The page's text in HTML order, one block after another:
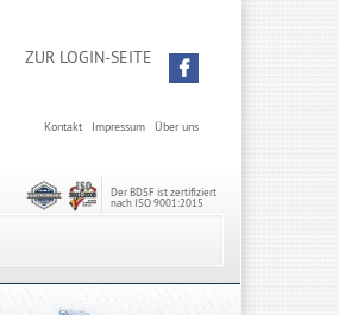
ZUR LOGIN-SEITE
Über uns
Impressum
Kontakt
Der BDSF ist zertifiziert
nach ISO 9001:2015